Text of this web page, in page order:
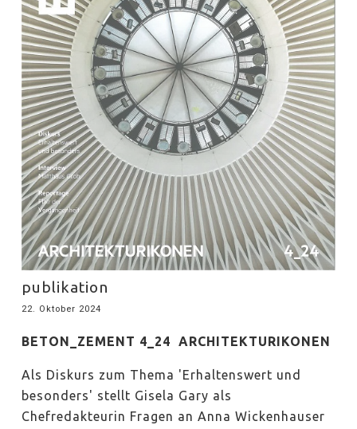
publikation
22. Oktober 2024
BETON_ZEMENT 4_24 ARCHITEKTURIKONEN
Als Diskurs zum Thema 'Erhaltenswert und
besonders' stellt Gisela Gary als
Chefredakteurin Fragen an Anna Wickenhauser